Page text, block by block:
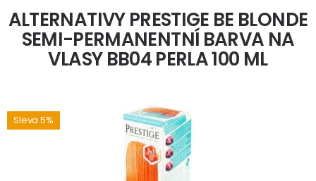
ALTERNATIVY PRESTIGE BE BLONDE
SEMI-PERMANENTNÍ BARVA NA
VLASY BB04 PERLA 100 ML
Sleva 5%